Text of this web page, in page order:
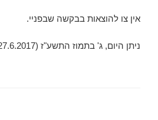
אין צו להוצאות בבקשה שבפניי.
ניתן היום, ‏ג' בתמוז התשע"ז (‏27.6.2017).